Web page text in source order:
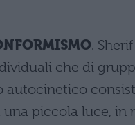
.
che di
autocinetico
piccola luce, in